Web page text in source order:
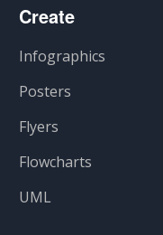
Create
Infographics
Posters
Flyers
Flowcharts
UML